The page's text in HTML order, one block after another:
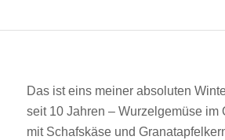
Das ist eins meiner absoluten
seit 10 Jahren – Wurzelgemüse im
mit Schafskäse und